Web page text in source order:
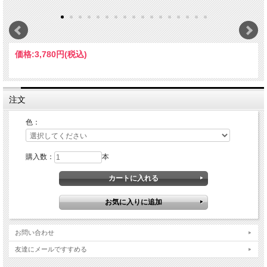
価格:3,780円(税込)
注文
色：
購入数： 本
お問い合わせ
友達にメールですすめる